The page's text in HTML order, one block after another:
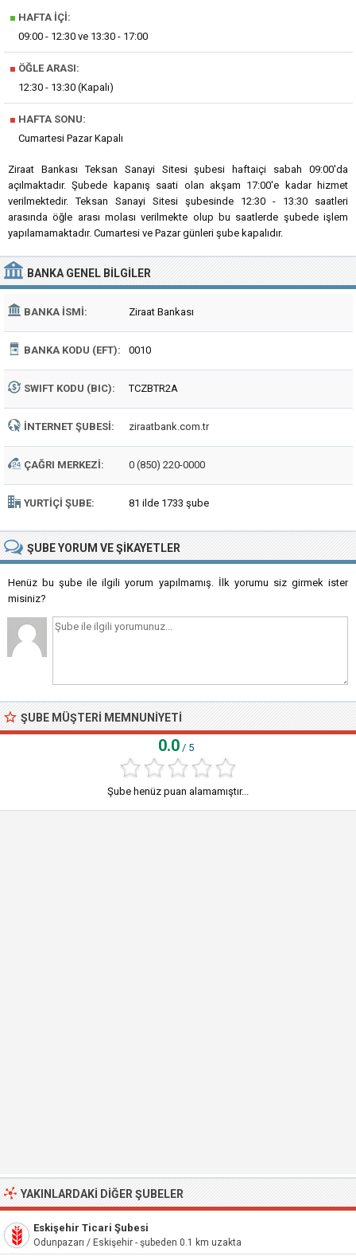
■ HAFTA İÇI:
09:00 - 12:30 ve 13:30 - 17:00
■ ÖĞLE ARASI:
12:30 - 13:30 (Kapalı)
■ HAFTA SONU:
Cumartesi Pazar Kapalı
Ziraat Bankası Teksan Sanayi Sitesi şubesi haftaiçi sabah 09:00'da
açılmaktadır. Şubede kapanış saati olan akşam 17:00'e kadar hizmet
verilmektedir. Teksan Sanayi Sitesi şubesinde 12:30 - 13:30 saatleri
arasında öğle arası molası verilmekte olup bu saatlerde şubede işlem
yapılamamaktadır. Cumartesi ve Pazar günleri şube kapalıdır.
BANKA GENEL BILGILER
BANKA İSMI: Ziraat Bankası
BANKA KODU (EFT): 0010
SWIFT KODU (BIC): TCZBTR2A
İNTERNET ŞUBESI: ziraatbank.com.tr
ÇAĞRI MERKEZI: 0 (850) 220-0000
YURTIÇI ŞUBE: 81 ilde 1733 şube
ŞUBEYORUM VE ŞIKAYETLER
Henüz bu şube ile ilgili yorum yapılmamış. İlk yorumu siz girmek ister
misiniz?
ŞUBE MÜŞTERI MEMNUNIYETI
0.0 / 5
Şube henüz puan alamamıştır...
YAKINLARDAKI DIĞER ŞUBELER
Eskişehir Ticari Şubesi
Odunpazarı / Eskişehir - şubeden 0.1 km uzakta